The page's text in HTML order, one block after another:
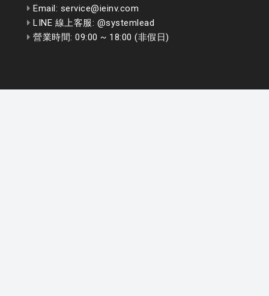
Email: service@ieinv.com
LINE 線上客服: @systemlead
營業時間: 09:00 ~ 18:00 (非假日)